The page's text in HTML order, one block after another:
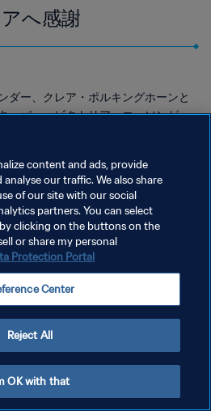
へ感謝
ダー、クレア・ポルキングホーンと
ーパー、ビクトリア・エッソンが、
プ開催に貢献した人々に敬意を表し
reserved.
content and ads, provide
our traffic. We also share
of our site with our social
partners. You can select
clicking on the buttons on the
or share my personal
Protection Portal
Center
Reject All
OK with that